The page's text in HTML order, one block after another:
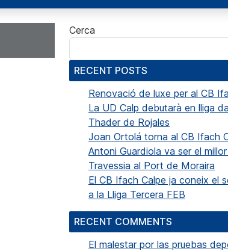
Cerca
RECENT POSTS
Renovació de luxe per al CB
La UD Calp debutarà en lliga
Thader de Rojales
Joan Ortolá torna al CB Ifach
Antoni Guardiola va ser el
Travessia al Port de Moraira
El CB Ifach Calpe ja coneix el
a la Lliga Tercera FEB
RECENT COMMENTS
El malestar por las pruebas